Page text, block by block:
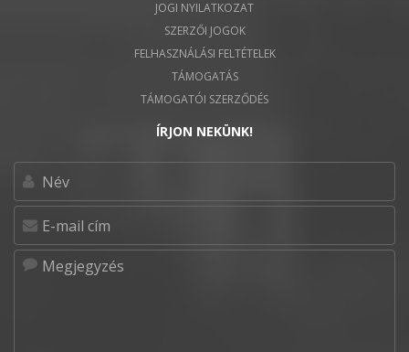
JOGI NYILATKOZAT
SZERZŐI JOGOK
FELHASZNÁLÁSI FELTÉTELEK
TÁMOGATÁS
TÁMOGATÓI SZERZŐDÉS
ÍRJON NEKÜNK!